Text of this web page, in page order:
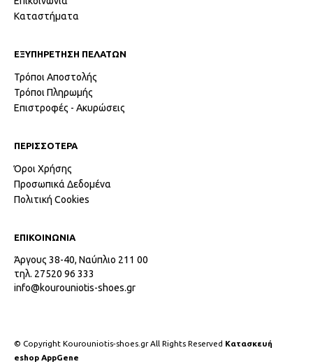
Καταστήματα
ΕΞΥΠΗΡΕΤΗΣΗ ΠΕΛΑΤΩΝ
Τρόποι Αποστολής
Τρόποι Πληρωμής
Επιστροφές - Ακυρώσεις
ΠΕΡΙΣΣΟΤΕΡΑ
Όροι Χρήσης
Προσωπικά Δεδομένα
Πολιτική Cookies
ΕΠΙΚΟΙΝΩΝΙΑ
Άργους 38-40, Ναύπλιο 211 00
τηλ. 27520 96 333
info@kourouniotis-shoes.gr
© Copyright Kourouniotis-shoes.gr All Rights Reserved Κατασκευή
eshop AppGene